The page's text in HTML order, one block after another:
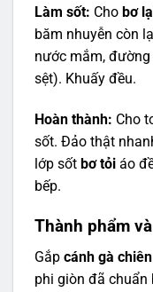
Làm sốt: Cho bơ
băm nhuyễn còn
nước mắm,
sệt). Khuấy đều.
Hoàn thành: Cho
sốt. Đảo thật
lớp sốt bơ tỏi áo
bếp.
Thành phẩm
Gắp cánh gà
phi giòn đã chuẩn